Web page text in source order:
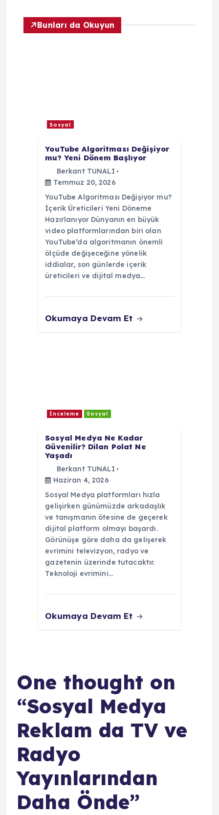
e
Bunları da Okuyun
Sosyal
YouTube Algoritması Değişiyor
mu? Yeni Dönem Başlıyor
Berkant TUNALI
Temmuz 20, 2026
YouTube Algoritması Değişiyor mu?
İçerik Üreticileri Yeni Döneme
Hazırlanıyor Dünyanın en büyük
video platformlarından biri olan
YouTube’da algoritmanın önemli
ölçüde değişeceğine yönelik
iddialar, son günlerde içerik
üreticileri ve dijital medya…
Okumaya Devam Et
İnceleme Sosyal
Sosyal Medya Ne Kadar
Güvenilir? Dilan Polat Ne
Yaşadı
Berkant TUNALI
Haziran 4, 2026
Sosyal Medya platformları hızla
gelişirken günümüzde arkadaşlık
ve tanışmanın ötesine de geçerek
dijital platform olmayı başardı.
Görünüşe göre daha da gelişerek
evrimini televizyon, radyo ve
gazetenin üzerinde tutacaktır.
Teknoloji evrimini…
Okumaya Devam Et
One thought on
“Sosyal Medya
Reklam da TV ve
Radyo
Yayınlarından
Daha Önde”